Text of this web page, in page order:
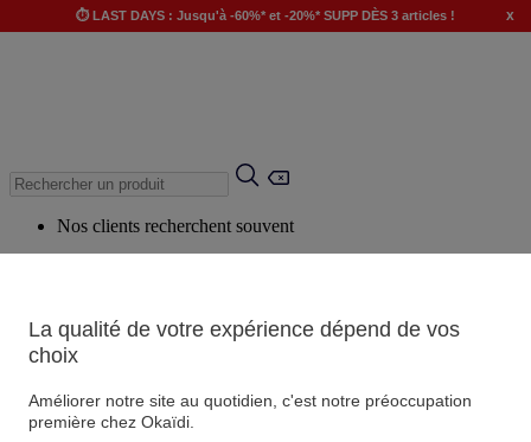
⏱️ LAST DAYS : Jusqu'à -60%* et -20%* SUPP DÈS 3 articles ! x
Nos clients recherchent souvent
Produits suggérés
Voir tous les produits
La qualité de votre expérience dépend de vos
choix
Améliorer notre site au quotidien, c'est notre préoccupation
première chez Okaïdi.